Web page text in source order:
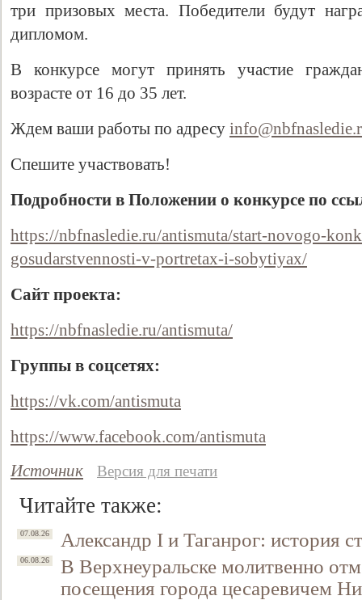
три призовых места. Победители будут
дипломом.
В конкурсе могут принять участие
возрасте от 16 до 35 лет.
Ждем ваши работы по адресу
Спешите участвовать!
Подробности в Положении о конкурсе по
https://nbfnasledie.ru/antismuta/start-novogo-
gosudarstvennosti-v-portretax-i-sobytiyax/
Сайт проекта:
https://nbfnasledie.ru/antismuta/
Группы в соцсетях:
https://vk.com/antismuta
https://www.facebook.com/antismuta
Источник
Версия для печати
Читайте также:
07.08.26 Александр I и Таганрог: история
06.08.26
В Верхнеуральске молитвенно
посещения города цесаревичем